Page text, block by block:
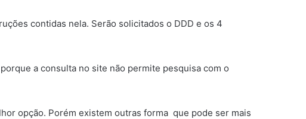
contidas nela. Serão solicitados o DDD e os 4
a consulta no site não permite pesquisa com o
opção. Porém existem outras forma que pode ser mais